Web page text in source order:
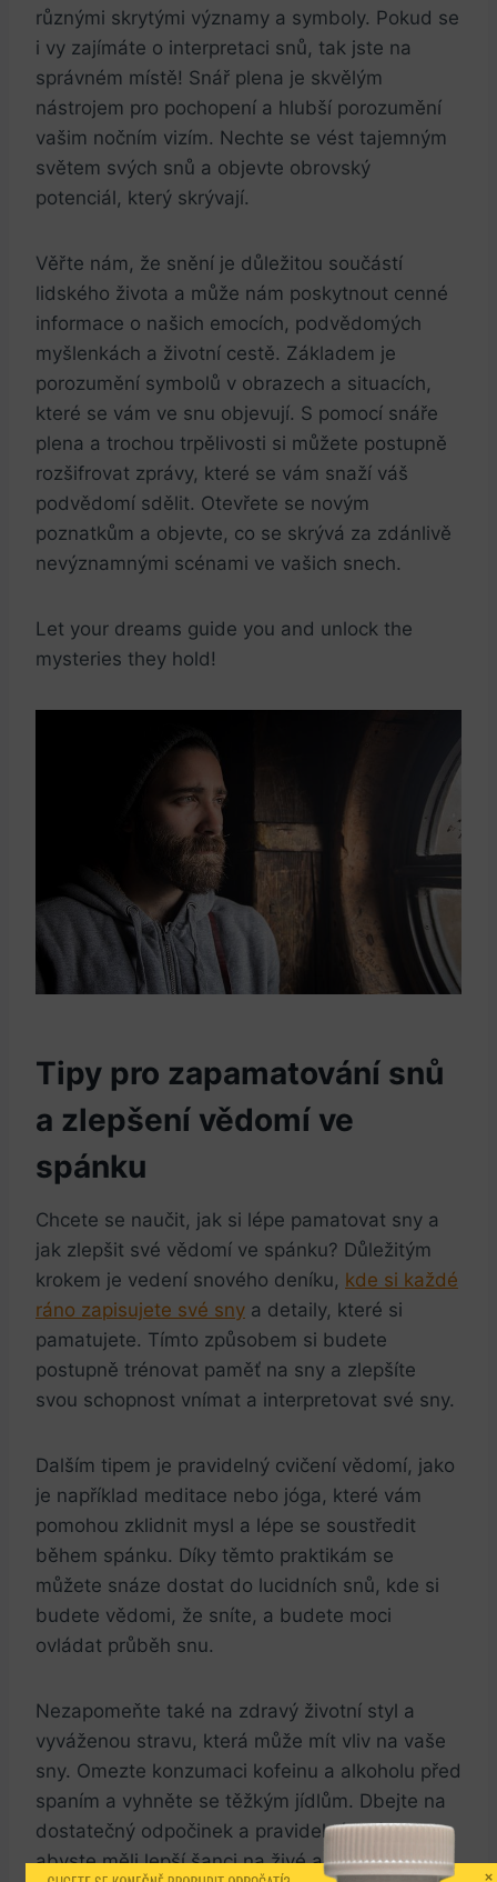
různými skrytými významy a symboly. Pokud se
i vy zajímáte o interpretaci snů, tak jste na
správném místě! Snář plena je skvělým
nástrojem pro pochopení a hlubší porozumění
vašim nočním vizím. Nechte se vést tajemným
světem svých snů a objevte obrovský
potenciál, který skrývají.
Věřte nám, že snění je důležitou součástí
lidského života a může nám poskytnout cenné
informace o našich emocích, podvědomých
myšlenkách a životní cestě. Základem je
porozumění symbolů v obrazech a situacích,
které se vám ve snu objevují. S pomocí snáře
plena a trochou trpělivosti si můžete postupně
rozšifrovat zprávy, které se vám snaží váš
podvědomí sdělit. Otevřete se novým
poznatkům a objevte, co se skrývá za zdánlivě
nevýznamnými scénami ve vašich snech.
Let your dreams guide you and unlock the
mysteries they hold!
Tipy pro zapamatování snů
a zlepšení vědomí ve
spánku
Chcete se naučit, jak si lépe pamatovat sny a
jak zlepšit své vědomí ve spánku? Důležitým
krokem je vedení snového deníku, kde si každé
ráno zapisujete své sny a detaily, které si
pamatujete. Tímto způsobem si budete
postupně trénovat paměť na sny a zlepšíte
svou schopnost vnímat a interpretovat své sny.
Dalším tipem je pravidelný cvičení vědomí, jako
je například meditace nebo jóga, které vám
pomohou zklidnit mysl a lépe se soustředit
během spánku. Díky těmto praktikám se
můžete snáze dostat do lucidních snů, kde si
budete vědomi, že sníte, a budete moci
ovládat průběh snu.
Nezapomeňte také na zdravý životní styl a
vyváženou stravu, která může mít vliv na vaše
sny. Omezte konzumaci kofeinu a alkoholu před
spaním a vyhněte se těžkým jídlům. Dbejte na
dostatečný odpočinek a pravidelný spánek,
abyste měli lepší šanci na živé a